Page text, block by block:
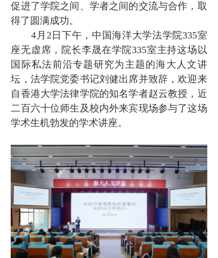
促进了学院之间、学者之间的交流与合作，取
得了圆满成功。
4 月 2 日下午，中国海洋大学法学院335室
座无虚席，院长李晟在学院335室主持这场以
国际私法前沿专题研究为主题的海大人文讲
坛，法学院党委书记刘健出席并致辞，欢迎来
自香港大学法律学院的知名学者赵云教授，近
二百六十位师生及校内外来宾现场参与了这场
学术生机勃发的学术讲座。